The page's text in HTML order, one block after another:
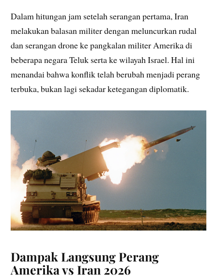
Dalam hitungan jam setelah serangan pertama, Iran
melakukan balasan militer dengan meluncurkan rudal
dan serangan drone ke pangkalan militer Amerika di
beberapa negara Teluk serta ke wilayah Israel. Hal ini
menandai bahwa konflik telah berubah menjadi perang
terbuka, bukan lagi sekadar ketegangan diplomatik.
Dampak Langsung Perang
Amerika vs Iran 2026